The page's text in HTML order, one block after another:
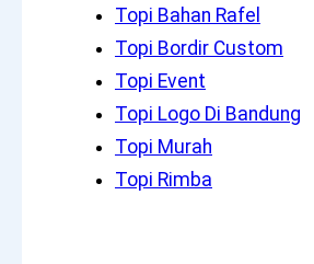
Topi Bahan Rafel
Topi Bordir Custom
Topi Event
Topi Logo Di Bandung
Topi Murah
Topi Rimba